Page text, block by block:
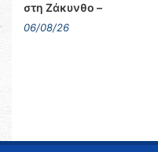
στη Ζάκυνθο –
06/08/26